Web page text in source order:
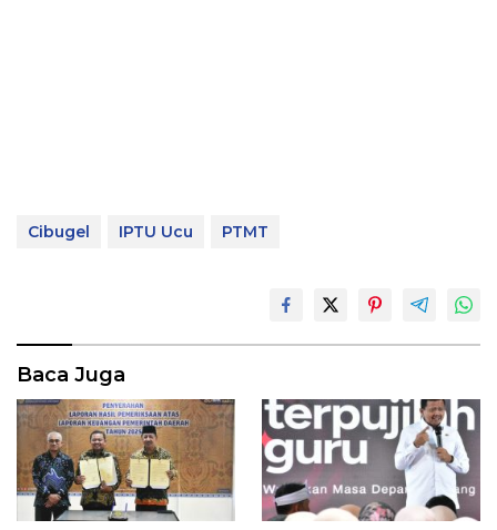
Cibugel IPTU Ucu PTMT
Baca Juga